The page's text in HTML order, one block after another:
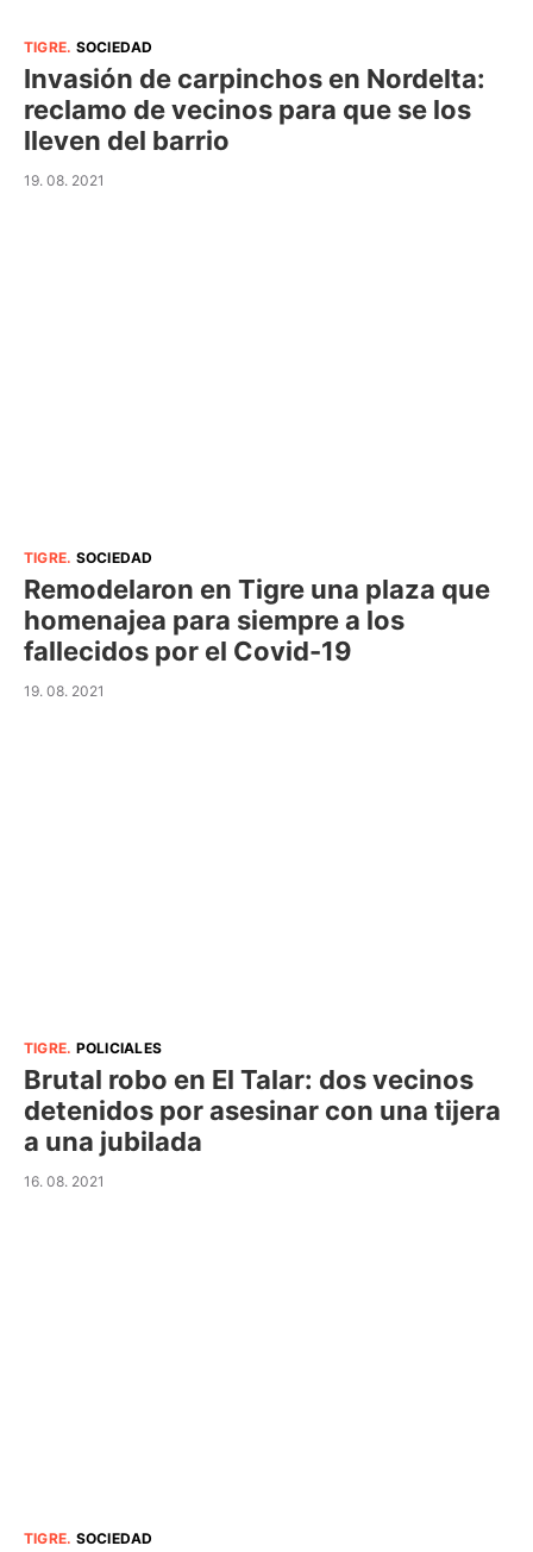
TIGRE. SOCIEDAD
Invasión de carpinchos en Nordelta:
reclamo de vecinos para que se los
lleven del barrio
19. 08. 2021
TIGRE. SOCIEDAD
Remodelaron en Tigre una plaza que
homenajea para siempre a los
fallecidos por el Covid-19
19. 08. 2021
TIGRE. POLICIALES
Brutal robo en El Talar: dos vecinos
detenidos por asesinar con una tijera
a una jubilada
16. 08. 2021
TIGRE. SOCIEDAD